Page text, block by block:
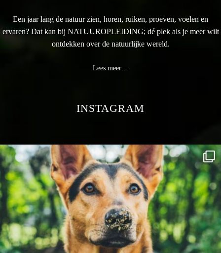
Een jaar lang de natuur zien, horen, ruiken, proeven, voelen en
ervaren? Dat kan bij NATUUROPLEIDING; dé plek als je meer wilt
ontdekken over de natuurlijke wereld.
Lees meer…
INSTAGRAM